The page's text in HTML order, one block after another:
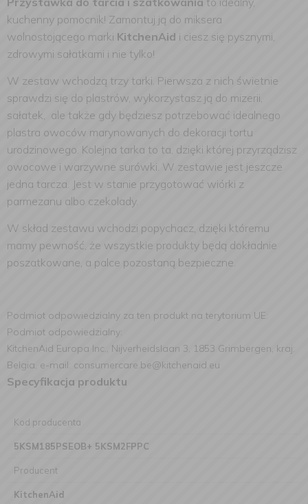
kuchenny pomocnik! Zamontuj ją do miksera
wolnostojącego marki KitchenAid i ciesz się pysznymi,
zdrowymi sałatkami i nie tylko!
W zestaw wchodzą trzy tarki. Pierwsza z nich świetnie
sprawdzi się do plastrów, wykorzystasz ją do mizerii,
sałatek, ale także gdy będziesz potrzebować idealnego
plastra owoców marynowanych do dekoracji tortu
urodzinowego. Kolejna tarka to ta, dzięki której przyrządzisz
owocowe i warzywne surówki. W zestawie jest jeszcze
jedna tarcza. Jest w stanie przygotować wiórki z
parmezanu albo czekolady.
W skład zestawu wchodzi popychacz, dzięki któremu
mamy pewność, że wszystkie produkty będą dokładnie
poszatkowane, a palce pozostaną bezpieczne.
Podmiot odpowiedzialny za ten produkt na terytorium UE:
Podmiot odpowiedzialny:
KitchenAid Europa Inc., Nijverheidslaan 3, 1853 Grimbergen, kraj:
Belgia, e-mail: consumercare.be@kitchenaid.eu
Specyfikacja produktu
Kod producenta
5KSM185PSEOB+ 5KSM2FPPC
Producent
KitchenAid